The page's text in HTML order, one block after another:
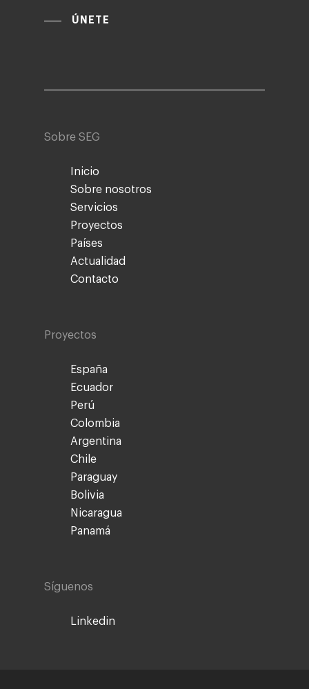
ÚNETE
Sobre SEG
Inicio
Sobre nosotros
Servicios
Proyectos
Países
Actualidad
Contacto
Proyectos
España
Ecuador
Perú
Colombia
Argentina
Chile
Paraguay
Bolivia
Nicaragua
Panamá
Síguenos
Linkedin